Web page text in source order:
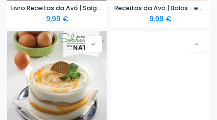
Livro Receitas da Avó | Salgados - eBook
9,99 €
Receitas da Avó | Bolos - ebook
9,99 €